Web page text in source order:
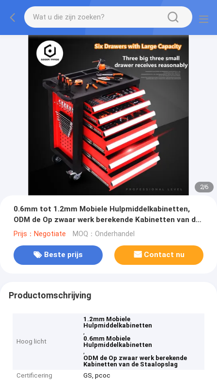
2/6
0.6mm tot 1.2mm Mobiele Hulpmiddelkabinetten,
ODM de Op zwaar werk berekende Kabinetten van de
Staalopslag
Prijs：Negotiate MOQ：Onderhandel
Beste prijs Contact nu
Productomschrijving
Hoog licht
1.2mm Mobiele
Hulpmiddelkabinetten
,
0.6mm Mobiele
Hulpmiddelkabinetten
,
ODM de Op zwaar werk berekende
Kabinetten van de Staalopslag
Certificering
GS, pcoc